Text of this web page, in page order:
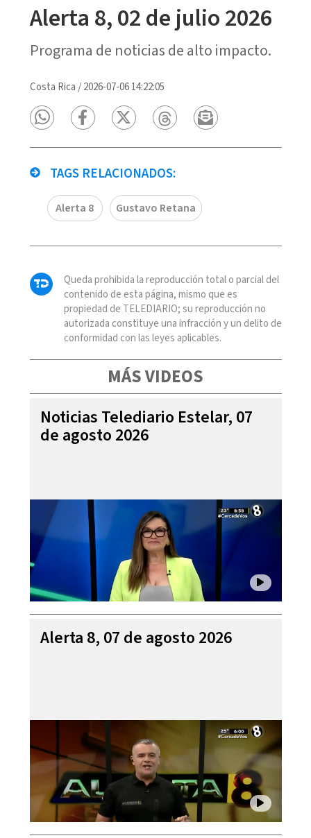
Alerta 8, 02 de julio 2026
Programa de noticias de alto impacto.
Costa Rica /2026-07-06 14:22:05
TAGS RELACIONADOS:
Alerta 8 Gustavo Retana
Queda prohibida la reproducción total o parcial del
contenido de esta página, mismo que es
propiedad de TELEDIARIO; su reproducción no
autorizada constituye una infracción y un delito de
conformidad con las leyes aplicables.
MÁS VIDEOS
Noticias Telediario Estelar, 07
de agosto 2026
Alerta 8, 07 de agosto 2026